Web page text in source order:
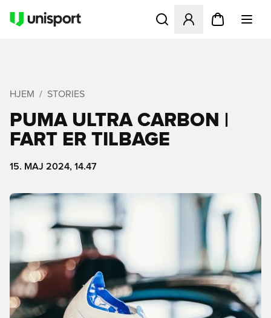
Åbner en Modal til at
HJEM STORIES
PUMA ULTRA CARBON |
FART ER TILBAGE
15. MAJ 2024, 14.47